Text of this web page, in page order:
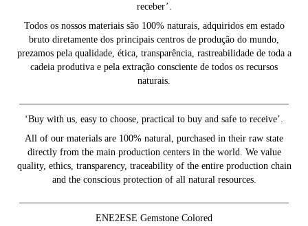
receber’.
Todos os nossos materiais são 100% naturais, adquiridos em estado
bruto diretamente dos principais centros de produção do mundo,
prezamos pela qualidade, ética, transparência, rastreabilidade de toda a
cadeia produtiva e pela extração consciente de todos os recursos
naturais.
‘Buy with us, easy to choose, practical to buy and safe to receive’.
All of our materials are 100% natural, purchased in their raw state
directly from the main production centers in the world. We value
quality, ethics, transparency, traceability of the entire production chain
and the conscious protection of all natural resources.
ENE2ESE Gemstone Colored